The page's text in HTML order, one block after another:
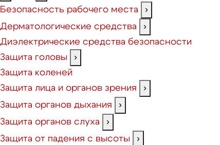
Безопасность рабочего места
›
Дерматологические средства
›
Диэлектрические средства безопасности
Защита головы
›
Защита коленей
Защита лица и органов зрения
›
Защита органов дыхания
›
Защита органов слуха
›
Защита от падения с высоты
›